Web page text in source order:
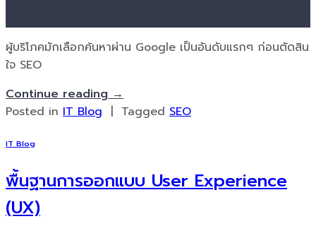
ผู้บริโภคมักเลือกค้นหาผ่าน Google เป็นอันดับแรกๆ ก่อนตัดสิน
ใจ SEO
Continue reading →
Posted in IT Blog | Tagged SEO
IT Blog
พื้นฐานการออกแบบ User Experience
(UX)